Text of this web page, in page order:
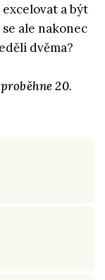
a být
ale nakonec
dvěma?
20.